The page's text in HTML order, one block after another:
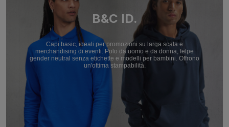
B&C ID.
Capi basic, ideali per promozioni su larga scala e
merchandising di eventi. Polo da uomo e da donna, felpe
gender neutral senza etichette e modelli per bambini. Offrono
un'ottima stampabilità.